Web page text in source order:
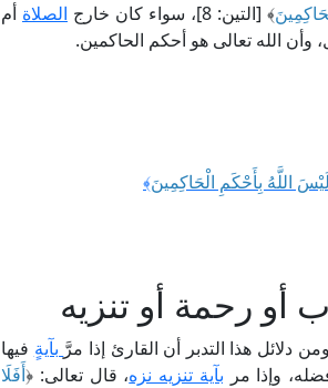
﴾ [التين: 8]، سواء كان خارج الصلاة أم
وأن الله تعالى هو أحكم الحاكمين.
اللَّهُ بِأَحْكَمِ الْحَاكِمِينَ﴾
أو رحمة أو تنزيه
دلائل هذا التدبر أن القارئ إذا مرَّ بآيةٍ فيها
وإذا مر بآية تنزيه نزه، قال تعالى: ﴿أَفَلَا